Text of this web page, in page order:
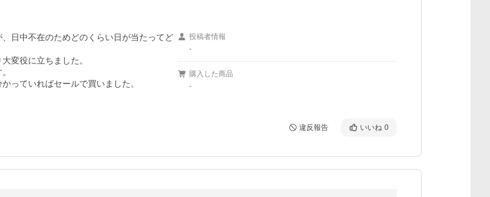
日中不在のためどのくらい日が当たってど
変役に立ちました。
っていればセールで買いました。
投稿者情報
-
購入した商品
-
違反報告 いいね 0